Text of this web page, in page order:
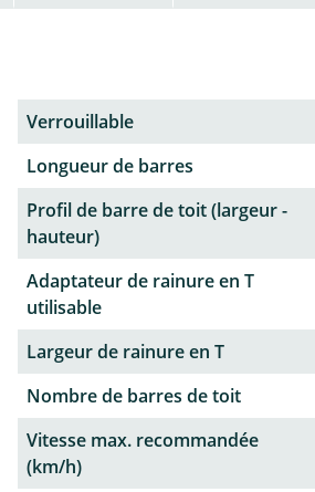
Verrouillable
Longueur de barres
Profil de barre de toit (largeur -
hauteur)
Adaptateur de rainure en T
utilisable
Largeur de rainure en T
Nombre de barres de toit
Vitesse max. recommandée
(km/h)